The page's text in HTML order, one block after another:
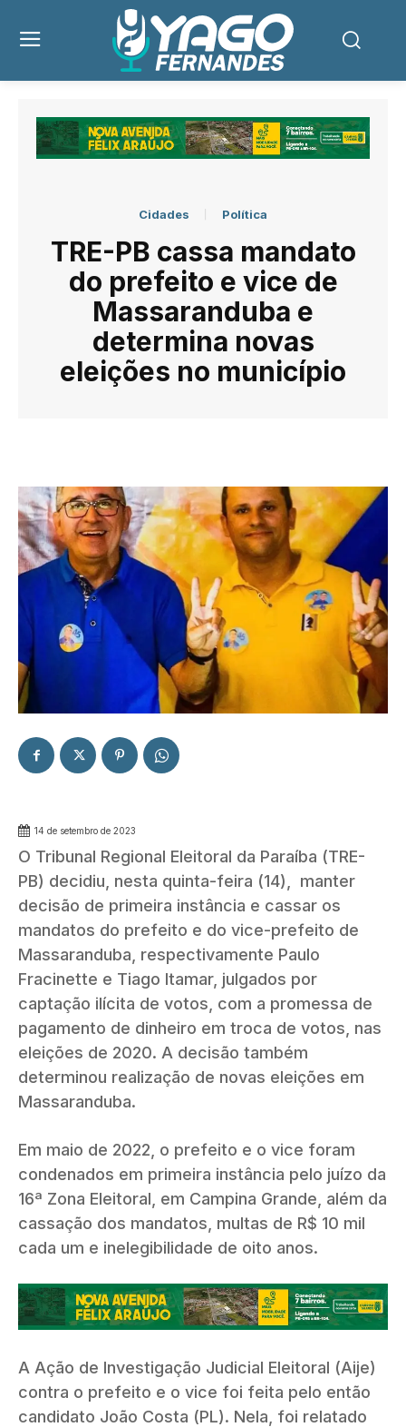
Cidades Política
TRE-PB cassa mandato
do prefeito e vice de
Massaranduba e
determina novas
eleições no município
14 de setembro de 2023
O Tribunal Regional Eleitoral da Paraíba (TRE-
PB) decidiu, nesta quinta-feira (14), manter
decisão de primeira instância e cassar os
mandatos do prefeito e do vice-prefeito de
Massaranduba, respectivamente Paulo
Fracinette e Tiago Itamar, julgados por
captação ilícita de votos, com a promessa de
pagamento de dinheiro em troca de votos, nas
eleições de 2020. A decisão também
determinou realização de novas eleições em
Massaranduba.
Em maio de 2022, o prefeito e o vice foram
condenados em primeira instância pelo juízo da
16ª Zona Eleitoral, em Campina Grande, além da
cassação dos mandatos, multas de R$ 10 mil
cada um e inelegibilidade de oito anos.
A Ação de Investigação Judicial Eleitoral (Aije)
contra o prefeito e o vice foi feita pelo então
candidato João Costa (PL). Nela, foi relatado